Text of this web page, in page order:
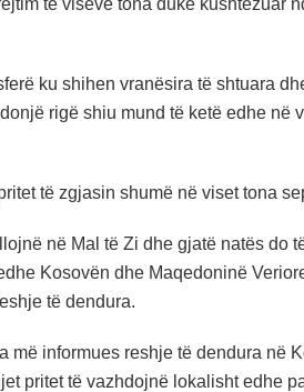
ku shihen vranësira të shtuara
rigë shiu mund të ketë edhe në
të zgjasin shumë në viset tona
në Mal të Zi dhe gjatë natës do
Kosovën dhe Maqedoninë
të dendura.
më informues reshje të dendura në
pritet të vazhdojnë lokalisht edhe